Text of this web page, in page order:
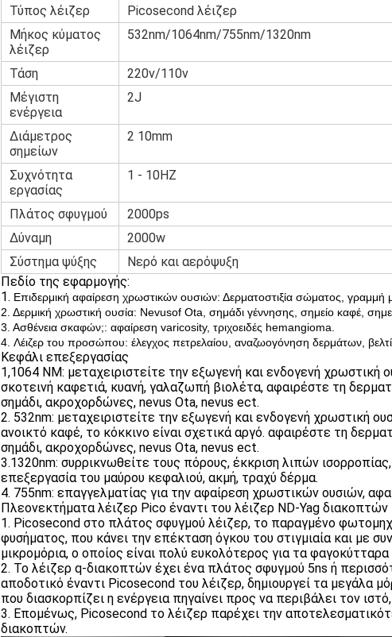
Τύπος λέιζερ
Picosecond λέιζερ
Μήκος κύματος
λέιζερ
532nm/1064nm/755nm/1320nm
Τάση
220v/110v
Μέγιστη
ενέργεια
2J
Διάμετρος
σημείων
2 10mm
Συχνότητα
εργασίας
1 - 10HZ
Πλάτος σφυγμού
2000ps
Δύναμη
2000w
Σύστημα ψύξης
Νερό και αερόψυξη
Πεδίο της εφαρμογής:
1. Επιδερμική αφαίρεση χρωστικών ουσιών: Δερματοστιξία σώματος, γραμμή
2. Δερμική χρωστική ουσία: Nevusof Ota, σημάδι γέννησης, σημείο καφέ,
3. Ασθένεια σκαφών;: αφαίρεση varicosity, τριχοειδές hemangioma.
4. Λέιζερ του προσώπου: έλεγχος πετρελαίου, αναζωογόνηση δερμάτων,
Κεφάλι επεξεργασίας
1,1064 NM: μεταχειριστείτε την εξωγενή και ενδογενή χρωστική
σκοτεινή καφετιά, κυανή, γαλαζωπή βιολέτα, αφαιρέστε τη
σημάδι, ακροχορδώνες, nevus Ota, nevus ect.
2. 532nm: μεταχειριστείτε την εξωγενή και ενδογενή χρωστική
ανοικτό καφέ, το κόκκινο είναι σχετικά αργό. αφαιρέστε τη
σημάδι, ακροχορδώνες, nevus Ota, nevus ect.
3.1320nm: συρρικνωθείτε τους πόρους, έκκριση λιπών
επεξεργασία του μαύρου κεφαλιού, ακμή, τραχύ δέρμα.
4. 755nm: επαγγελματίας για την αφαίρεση χρωστικών ουσιών,
Πλεονεκτήματα λέιζερ Pico έναντι του λέιζερ ND-Yag διακοπτών
1. Picosecond στο πλάτος σφυγμού λέιζερ, το παραγμένο
φυσήματος, που κάνει την επέκταση όγκου του στιγμιαία και με
μικρομόρια, ο οποίος είναι πολύ ευκολότερος για τα φαγοκύτταρα
2. Το λέιζερ q-διακοπτών έχει ένα πλάτος σφυγμού 5ns ή
αποδοτικό έναντι Picosecond του λέιζερ, δημιουργεί τα μεγάλα
που διασκορπίζει η ενέργεια πηγαίνει προς να περιβάλει τον
3. Επομένως, Picosecond το λέιζερ παρέχει την
διακοπτών.